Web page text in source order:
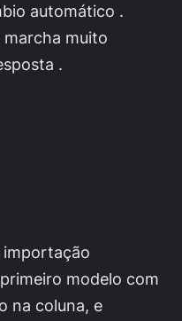
automático .
muito
.
importação
modelo com
na coluna, e